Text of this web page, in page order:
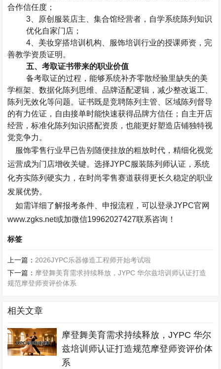
合作信任度；
3、原创服装店主、集合馆经营者，自学系统陈列知识
优化自家门店；
4、美妆穿搭培训机构、服饰培训行业的授课师资，完
善教学资质证明。
五、考取证书带来的职业价值
备考取证的过程，能够系统补齐零散经验里缺失的美
学框架、数据化陈列思维、品牌适配逻辑，减少整改返工、
陈列无效化等问题。证书既是竞聘陈列主管、区域陈列督导
的有力佐证，自由接单时能快速获得品牌方信任；自主开店
经营，标准化陈列知识搭配资质，也能更好塑造店铺独特视
觉竞争力。
服饰零售行业早已告别随便挂放的粗放时代，精细化视觉
运营成为门店增收关键。选择JYPC服装陈列师认证，系统
化夯实陈列硬实力，在时尚零售赛道获得更长久稳定的职业
发展优势。
如需详细了解报考条件、申报流程，可以登录JYPC官网
www.zgks.net或加微信19962027427联系咨询！
标签
上一篇： 2026JYPC乐器修造工程师开始考试啦
下一篇： 摩登舞美育需求持续释放，JYPC 华尔兹培训师认证打造
规范摩登师资评价体系
相关文章
摩登舞美育需求持续释放，JYPC 华尔
兹培训师认证打造规范摩登师资评价体
系